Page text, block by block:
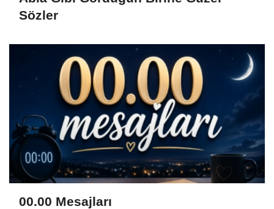
Sözler
00.00 Mesajları